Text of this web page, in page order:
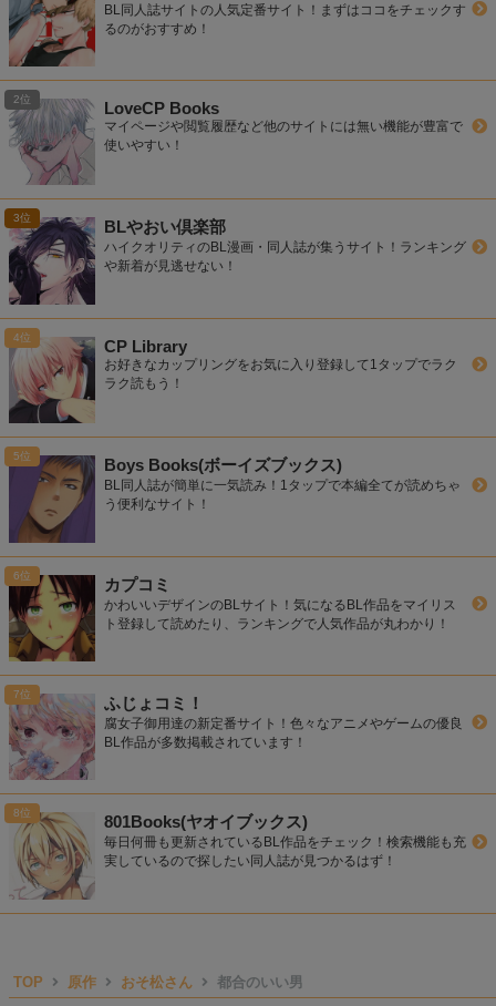
BL同人誌サイトの人気定番サイト！まずはココをチェックす
るのがおすすめ！
LoveCP Books
マイページや閲覧履歴など他のサイトには無い機能が豊富で
使いやすい！
BLやおい倶楽部
ハイクオリティのBL漫画・同人誌が集うサイト！ランキング
や新着が見逃せない！
CP Library
お好きなカップリングをお気に入り登録して1タップでラク
ラク読もう！
Boys Books(ボーイズブックス)
BL同人誌が簡単に一気読み！1タップで本編全てが読めちゃ
う便利なサイト！
カプコミ
かわいいデザインのBLサイト！気になるBL作品をマイリス
ト登録して読めたり、ランキングで人気作品が丸わかり！
ふじょコミ！
腐女子御用達の新定番サイト！色々なアニメやゲームの優良
BL作品が多数掲載されています！
801Books(ヤオイブックス)
毎日何冊も更新されているBL作品をチェック！検索機能も充
実しているので探したい同人誌が見つかるはず！
TOP 原作 おそ松さん 都合のいい男